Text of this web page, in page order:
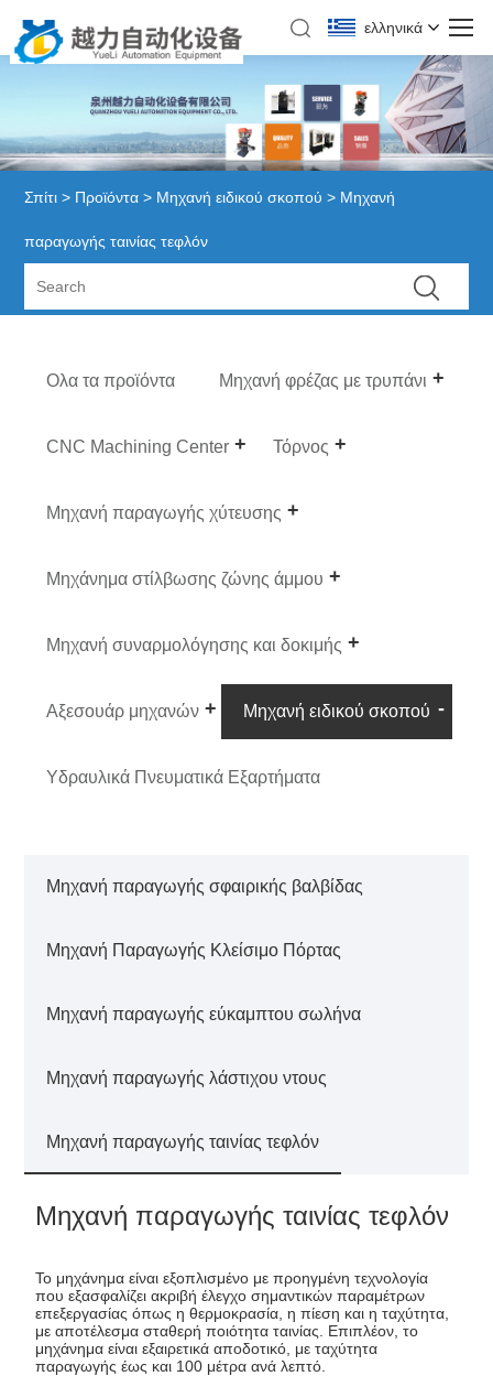
ελληνικά
Σπίτι > Προϊόντα > Μηχανή ειδικού σκοπού > Μηχανή
παραγωγής ταινίας τεφλόν
Ολα τα προϊόντα Μηχανή φρέζας με τρυπάνι
CNC Machining Center Τόρνος
Μηχανή παραγωγής χύτευσης
Μηχάνημα στίλβωσης ζώνης άμμου
Μηχανή συναρμολόγησης και δοκιμής
Αξεσουάρ μηχανών Μηχανή ειδικού σκοπού
Υδραυλικά Πνευματικά Εξαρτήματα
Μηχανή παραγωγής σφαιρικής βαλβίδας
Μηχανή Παραγωγής Κλείσιμο Πόρτας
Μηχανή παραγωγής εύκαμπτου σωλήνα
Μηχανή παραγωγής λάστιχου ντους
Μηχανή παραγωγής ταινίας τεφλόν
Μηχανή παραγωγής ταινίας τεφλόν
Το μηχάνημα είναι εξοπλισμένο με προηγμένη τεχνολογία
που εξασφαλίζει ακριβή έλεγχο σημαντικών παραμέτρων
επεξεργασίας όπως η θερμοκρασία, η πίεση και η ταχύτητα,
με αποτέλεσμα σταθερή ποιότητα ταινίας. Επιπλέον, το
μηχάνημα είναι εξαιρετικά αποδοτικό, με ταχύτητα
παραγωγής έως και 100 μέτρα ανά λεπτό.